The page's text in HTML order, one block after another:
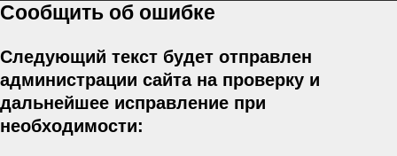
Сообщить об ошибке
Следующий текст будет отправлен
администрации сайта на проверку и
дальнейшее исправление при
необходимости: